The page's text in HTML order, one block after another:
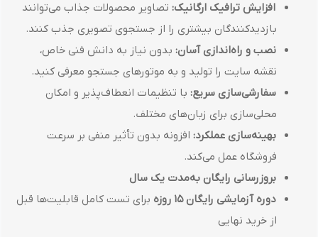
افزایش ترافیک ارگانیک: تصاویر محصولات جذاب می‌توانند
بازدیدکنندگان بیشتری را از جستجوی تصویری جذب کنند.
نصب و راه‌اندازی آسان: بدون نیاز به دانش فنی خاص،
نقشه سایت را تولید و به موتورهای جستجو معرفی کنید.
سفارشی‌سازی سریع: با تنظیمات انعطاف‌پذیر و امکان
محلی‌سازی برای زبان‌های مختلف.
بهینه‌سازی عملکرد: افزونه بدون تأثیر منفی بر سرعت
فروشگاه عمل می‌کند.
بروزرسانی رایگان به‌مدت یک سال
دوره آزمایشی رایگان ۱۵ روزه
برای تست کامل قابلیت‌ها قبل
از خرید نهایی